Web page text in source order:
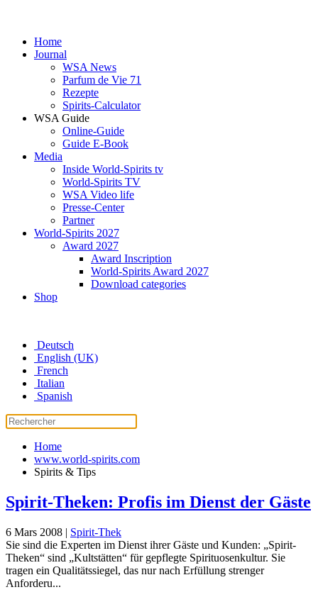
Home
Journal
WSA News
Parfum de Vie 71
Rezepte
Spirits-Calculator
WSA Guide
Online-Guide
Guide E-Book
Media
Inside World-Spirits tv
World-Spirits TV
WSA Video life
Presse-Center
Partner
World-Spirits 2027
Award 2027
Award Inscription
World-Spirits Award 2027
Download categories
Shop
Deutsch
English (UK)
French
Italian
Spanish
Home
www.world-spirits.com
Spirits & Tips
Spirit-Theken: Profis im Dienst der Gäste
6 Mars 2008 | Spirit-Thek
Sie sind die Experten im Dienst ihrer Gäste und Kunden: „Spirit-
Theken“ sind „Kultstätten“ für gepflegte Spirituosenkultur. Sie
tragen ein Qualitätssiegel, das nur nach Erfüllung strenger
Anforderu...